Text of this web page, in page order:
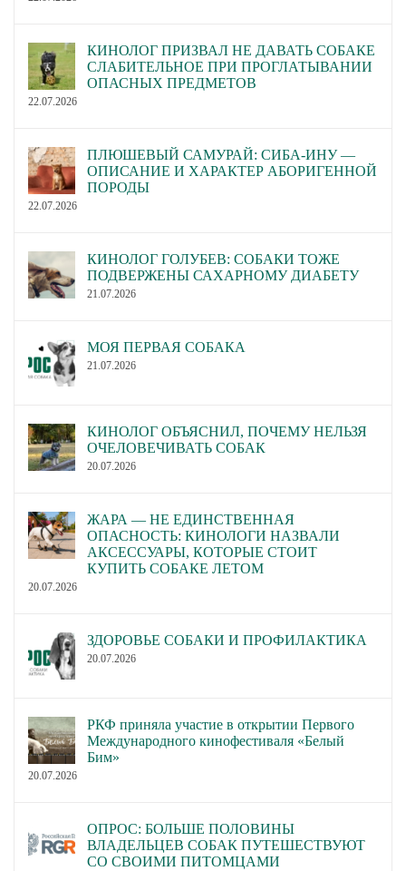
КИНОЛОГ ПРИЗВАЛ НЕ ДАВАТЬ СОБАКЕ
СЛАБИТЕЛЬНОЕ ПРИ ПРОГЛАТЫВАНИИ
ОПАСНЫХ ПРЕДМЕТОВ
22.07.2026
ПЛЮШЕВЫЙ САМУРАЙ: СИБА-ИНУ —
ОПИСАНИЕ И ХАРАКТЕР АБОРИГЕННОЙ
ПОРОДЫ
22.07.2026
КИНОЛОГ ГОЛУБЕВ: СОБАКИ ТОЖЕ
ПОДВЕРЖЕНЫ САХАРНОМУ ДИАБЕТУ
21.07.2026
МОЯ ПЕРВАЯ СОБАКА
21.07.2026
КИНОЛОГ ОБЪЯСНИЛ, ПОЧЕМУ НЕЛЬЗЯ
ОЧЕЛОВЕЧИВАТЬ СОБАК
20.07.2026
ЖАРА — НЕ ЕДИНСТВЕННАЯ
ОПАСНОСТЬ: КИНОЛОГИ НАЗВАЛИ
АКСЕССУАРЫ, КОТОРЫЕ СТОИТ
КУПИТЬ СОБАКЕ ЛЕТОМ
20.07.2026
ЗДОРОВЬЕ СОБАКИ И ПРОФИЛАКТИКА
20.07.2026
РКФ приняла участие в открытии Первого
Международного кинофестиваля «Белый
Бим»
20.07.2026
ОПРОС: БОЛЬШЕ ПОЛОВИНЫ
ВЛАДЕЛЬЦЕВ СОБАК ПУТЕШЕСТВУЮТ
СО СВОИМИ ПИТОМЦАМИ